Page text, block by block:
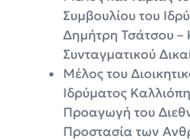
Συμβουλίου του
Δημήτρη Τσάτσου –
Συνταγματικού
Μέλος του
Ιδρύματος
Προαγωγή του
Προστασία των